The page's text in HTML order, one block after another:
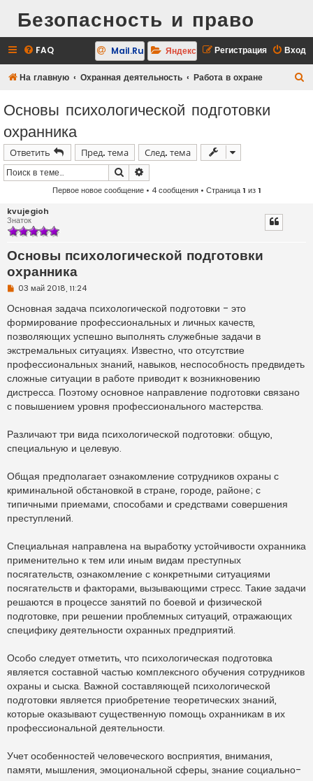
Безопасность и право
FAQ Вход
Регистрация
Mail.Ru Яндекс
На главную Охранная деятельность Работа в охране
Основы психологической подготовки
охранника
Ответить Пред. тема
След. тема
Поиск
Первое новое сообщение• 4 сообщения • Страница1 из1
kvujegioh
Знаток
Основы психологической подготовки
охранника
Н
п
р
о
ч
и
т
н
н
е
с
б
е
е
03 май 2018, 11:24
Основная задача психологической подготовки - это
формирование профессиональных и личных качеств,
позволяющих успешно выполнять служебные задачи в
экстремальных ситуациях. Известно, что отсутствие
профессиональных знаний, навыков, неспособность предвидеть
сложные ситуации в работе приводит к возникновению
дистресса. Поэтому основное направление подготовки связано
с повышением уровня профессионального мастерства.
Различают три вида психологической подготовки: общую,
специальную и целевую.
Общая предполагает ознакомление сотрудников охраны с
криминальной обстановкой в стране, городе, районе; с
типичными приемами, способами и средствами совершения
преступлений.
Специальная направлена на выработку устойчивости охранника
применительно к тем или иным видам преступных
посягательств, ознакомление с конкретными ситуациями
посягательств и факторами, вызывающими стресс. Такие задачи
решаются в процессе занятий по боевой и физической
подготовке, при решении проблемных ситуаций, отражающих
специфику деятельности охранных предприятий.
Особо следует отметить, что психологическая подготовка
является составной частью комплексного обучения сотрудников
охраны и сыска. Важной составляющей психологической
подготовки является приобретение теоретических знаний,
которые оказывают существенную помощь охранникам в их
профессиональной деятельности.
Учет особенностей человеческого восприятия, внимания,
памяти, мышления, эмоциональной сферы, знание социально-